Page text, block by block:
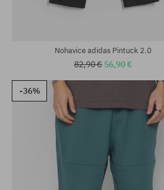
Nohavice adidas Pintuck 2.0
82,90 € 56,90 €
-36%